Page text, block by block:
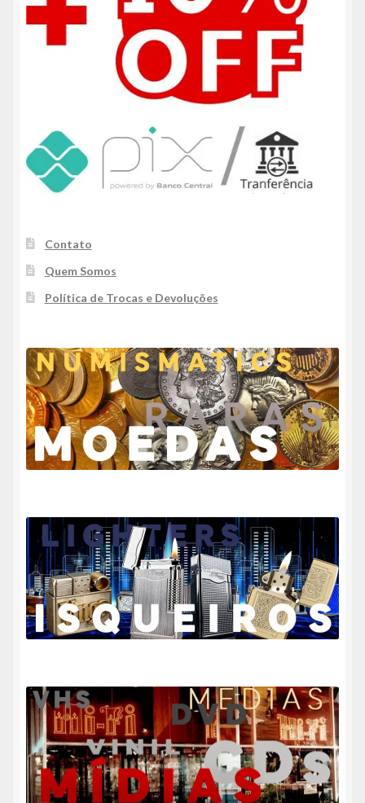
Contato
Quem Somos
Política de Trocas e Devoluções